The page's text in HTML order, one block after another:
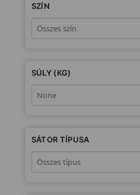
SZÍN
SÚLY (KG)
SÁTOR TÍPUSA